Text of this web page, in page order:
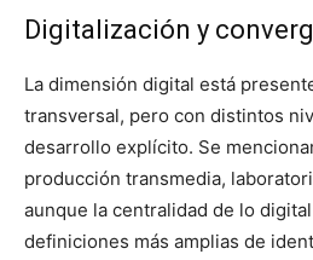
Digitalización y
La dimensión digital está
transversal, pero con distintos
desarrollo explícito. Se
producción transmedia,
aunque la centralidad de lo
definiciones más amplias de